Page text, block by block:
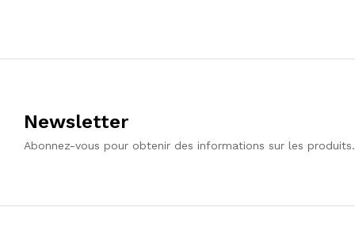
Newsletter
Abonnez-vous pour obtenir des informations sur les produits.